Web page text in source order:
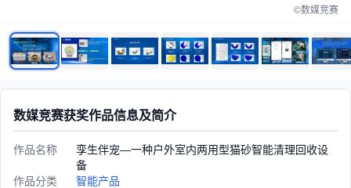
©数媒竞赛
数媒竞赛获奖作品信息及简介
作品名称
孪生伴宠—一种户外室内两用型猫砂智能清理回收设
备
作品分类
智能产品